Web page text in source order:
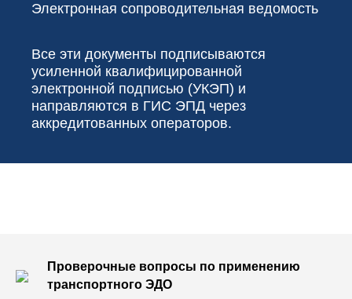
Электронная сопроводительная ведомость
Все эти документы подписываются
усиленной квалифицированной
электронной подписью (УКЭП) и
направляются в ГИС ЭПД через
аккредитованных операторов.
Проверочные вопросы по применению
транспортного ЭДО